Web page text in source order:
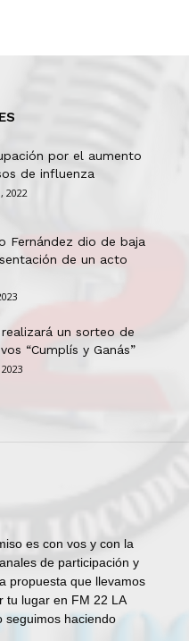
por el aumento
de influenza
2022
Fernández dio de baja
de un acto
realizará un sorteo de
“Cumplís y Ganás”
es con vos y con la
de participación y
propuesta que llevamos
tu lugar en FM 22 LA
seguimos haciendo